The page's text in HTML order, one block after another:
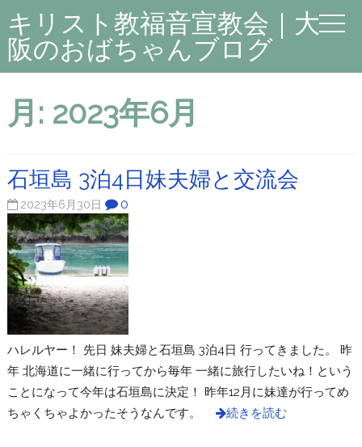
キリスト教福音宣教会｜大
阪のおばちゃんブログ
月: 2023年6月
石垣島 3泊4日妹夫婦と交流会
2023年6月30日 0
ハレルヤー！ 先日 妹夫婦と石垣島 3泊4日 行ってきました。 昨
年 北海道に一緒に行ってから毎年 一緒に旅行したいね！という
ことになって今年は石垣島に決定！ 昨年12月に妹達が行ってめ
ちゃくちゃよかったそうなんです。
続きを読む